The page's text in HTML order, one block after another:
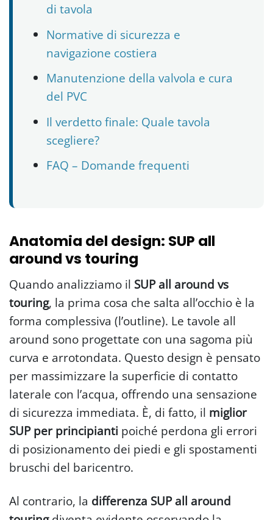
di tavola
Normative di sicurezza e
navigazione costiera
Manutenzione della valvola e cura
del PVC
Il verdetto finale: Quale tavola
scegliere?
FAQ – Domande frequenti
Anatomia del design: SUP all
around vs touring
Quando analizziamo il SUP all around vs
touring, la prima cosa che salta all’occhio è la
forma complessiva (l’outline). Le tavole all
around sono progettate con una sagoma più
curva e arrotondata. Questo design è pensato
per massimizzare la superficie di contatto
laterale con l’acqua, offrendo una sensazione
di sicurezza immediata. È, di fatto, il miglior
SUP per principianti poiché perdona gli errori
di posizionamento dei piedi e gli spostamenti
bruschi del baricentro.
Al contrario, la differenza SUP all around